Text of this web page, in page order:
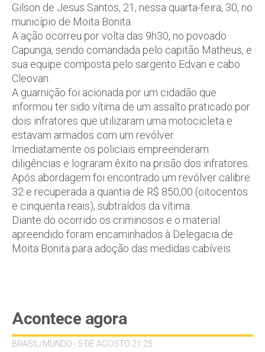
Gilson de Jesus Santos, 21, nessa quarta-feira, 30, no
município de Moita Bonita.
A ação ocorreu por volta das 9h30, no povoado
Capunga, sendo comandada pelo capitão Matheus, e
sua equipe composta pelo sargento Edvan e cabo
Cleovan.
A guarnição foi acionada por um cidadão que
informou ter sido vítima de um assalto praticado por
dois infratores que utilizaram uma motocicleta e
estavam armados com um revólver.
Imediatamente os policiais empreenderam
diligências e lograram êxito na prisão dos infratores.
Após abordagem foi encontrado um revólver calibre
32 e recuperada a quantia de R$ 850,00 (oitocentos
e cinquenta reais), subtraídos da vítima.
Diante do ocorrido os criminosos e o material
apreendido foram encaminhados à Delegacia de
Moita Bonita para adoção das medidas cabíveis.
Acontece agora
BRASIL/MUNDO - 5 DE AGOSTO 21:25